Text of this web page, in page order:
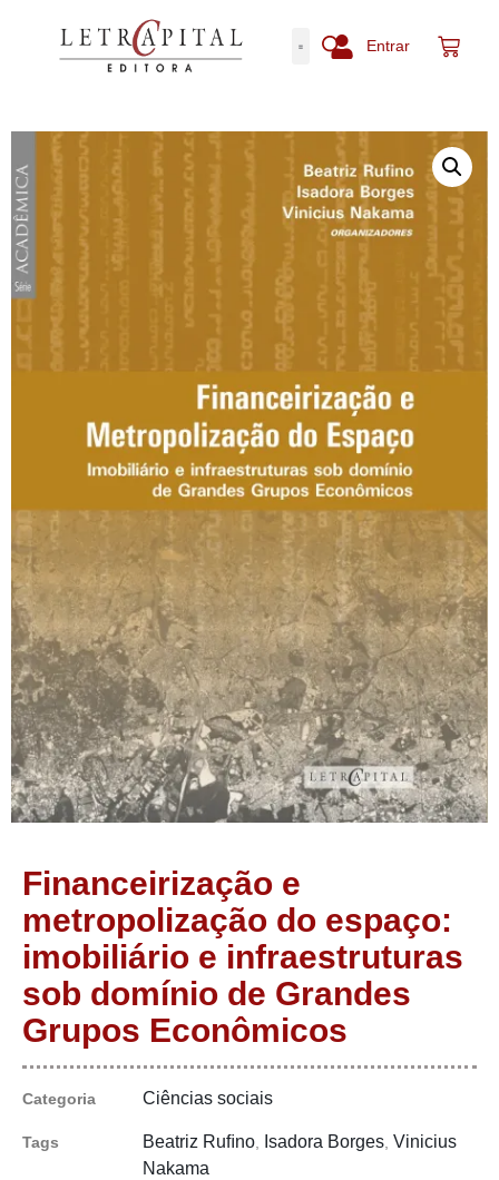
Entrar
Financeirização e
metropolização do espaço:
imobiliário e infraestruturas
sob domínio de Grandes
Grupos Econômicos
Categoria Ciências sociais
Tags Beatriz Ruﬁno Isadora Borges Vinicius
Nakama